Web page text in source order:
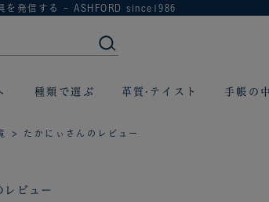
を発信する - ASHFORD since1986
種類で選ぶ 革質·テイスト 手帳の
> たかにぃさんのレビュー
レビュー